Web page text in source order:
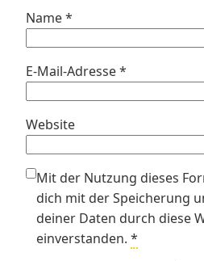
Name*
E-Mail-Adresse*
Website
Mit der Nutzung dieses
dich mit der Speicherung
deiner Daten durch diese
einverstanden. *